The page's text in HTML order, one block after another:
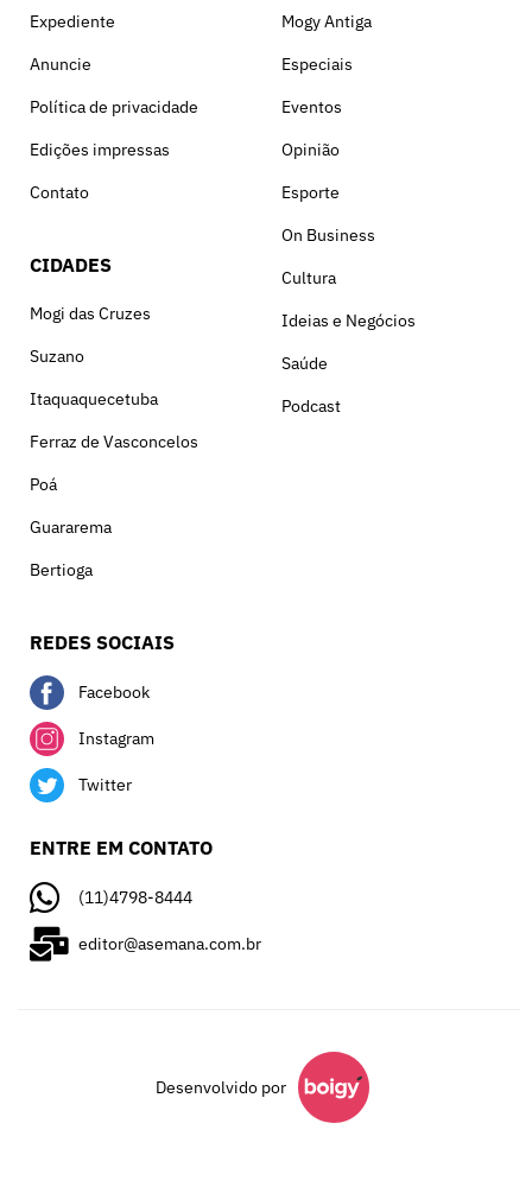
Expediente
Anuncie
Política de privacidade
Edições impressas
Contato
CIDADES
Mogi das Cruzes
Suzano
Itaquaquecetuba
Ferraz de Vasconcelos
Poá
Guararema
Bertioga
Mogy Antiga
Especiais
Eventos
Opinião
Esporte
On Business
Cultura
Ideias e Negócios
Saúde
Podcast
REDES SOCIAIS
Facebook
Instagram
Twitter
ENTRE EM CONTATO
(11)4798-8444
editor@asemana.com.br
Desenvolvido por